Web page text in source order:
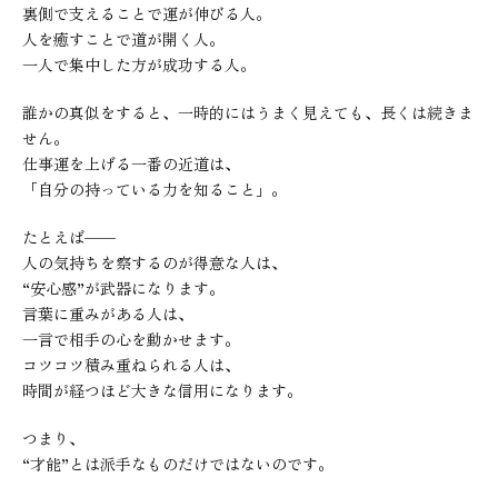
裏側で支えることで運が伸びる人。
人を癒すことで道が開く人。
一人で集中した方が成功する人。
誰かの真似をすると、一時的にはうまく見えても、長くは続きま
せん。
仕事運を上げる一番の近道は、
「自分の持っている力を知ること」。
たとえば——
人の気持ちを察するのが得意な人は、
“安心感”が武器になります。
言葉に重みがある人は、
一言で相手の心を動かせます。
コツコツ積み重ねられる人は、
時間が経つほど大きな信用になります。
つまり、
“才能”とは派手なものだけではないのです。